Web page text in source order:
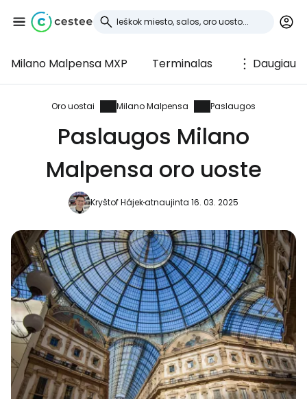
Milano Malpensa MXP Terminalas Daugiau
Oro uostai Milano Malpensa Paslaugos
Paslaugos Milano
Malpensa oro uoste
Kryštof Hájekatnaujinta 16. 03. 2025
Prisijunkite prie
Cestee
... pasaulinė kelionių bendruomenė
Tęsti su Facebook
Tęsti el. paštu